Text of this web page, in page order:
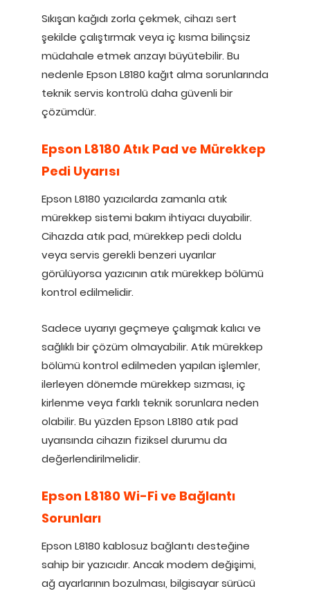
Sıkışan kağıdı zorla çekmek, cihazı sert
şekilde çalıştırmak veya iç kısma bilinçsiz
müdahale etmek arızayı büyütebilir. Bu
nedenle Epson L8180 kağıt alma sorunlarında
teknik servis kontrolü daha güvenli bir
çözümdür.
Epson L8180 Atık Pad ve Mürekkep
Pedi Uyarısı
Epson L8180 yazıcılarda zamanla atık
mürekkep sistemi bakım ihtiyacı duyabilir.
Cihazda atık pad, mürekkep pedi doldu
veya servis gerekli benzeri uyarılar
görülüyorsa yazıcının atık mürekkep bölümü
kontrol edilmelidir.
Sadece uyarıyı geçmeye çalışmak kalıcı ve
sağlıklı bir çözüm olmayabilir. Atık mürekkep
bölümü kontrol edilmeden yapılan işlemler,
ilerleyen dönemde mürekkep sızması, iç
kirlenme veya farklı teknik sorunlara neden
olabilir. Bu yüzden Epson L8180 atık pad
uyarısında cihazın fiziksel durumu da
değerlendirilmelidir.
Epson L8180 Wi-Fi ve Bağlantı
Sorunları
Epson L8180 kablosuz bağlantı desteğine
sahip bir yazıcıdır. Ancak modem değişimi,
ağ ayarlarının bozulması, bilgisayar sürücü